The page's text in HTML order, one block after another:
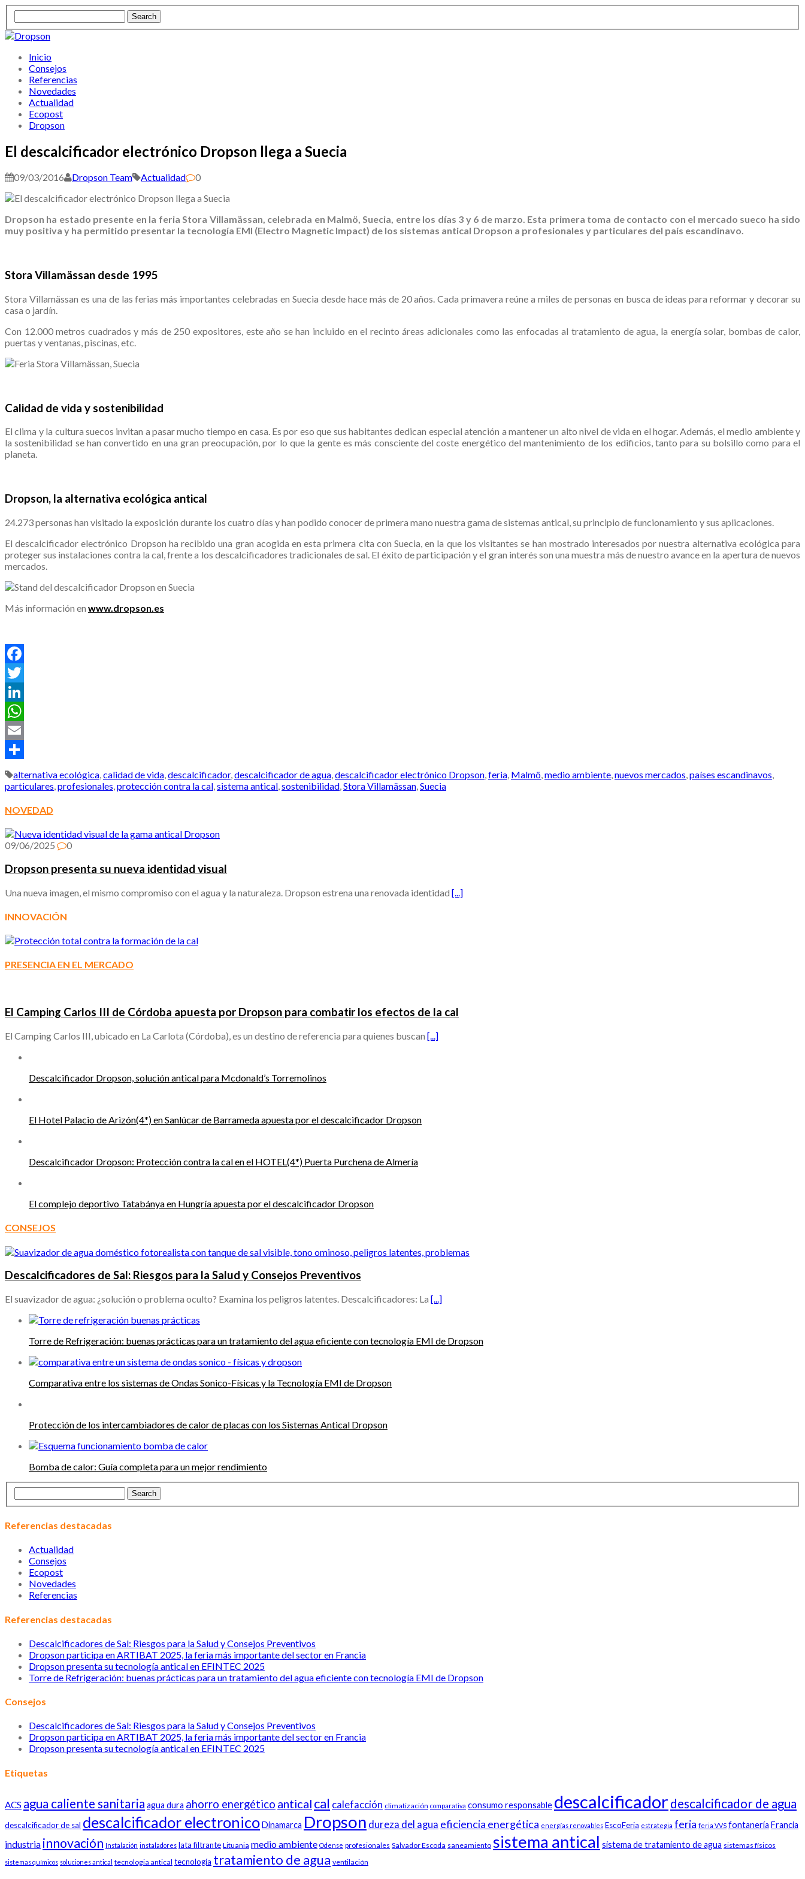
Inicio
Consejos
Referencias
Novedades
Actualidad
Ecopost
Dropson
El descalcificador electrónico Dropson llega a Suecia
09/03/2016 Dropson Team Actualidad 0
Dropson ha estado presente en la feria Stora Villamässan, celebrada en Malmö, Suecia, entre los días 3 y 6 de marzo. Esta primera toma de contacto con el mercado sueco ha sido
muy positiva y ha permitido presentar la tecnología EMI (Electro Magnetic Impact) de los sistemas antical Dropson a profesionales y particulares del país escandinavo.
Stora Villamässan desde 1995
Stora Villamässan es una de las ferias más importantes celebradas en Suecia desde hace más de 20 años. Cada primavera reúne a miles de personas en busca de ideas para reformar y decorar su
casa o jardín.
Con 12.000 metros cuadrados y más de 250 expositores, este año se han incluido en el recinto áreas adicionales como las enfocadas al tratamiento de agua, la energía solar, bombas de calor,
puertas y ventanas, piscinas, etc.
Calidad de vida y sostenibilidad
El clima y la cultura suecos invitan a pasar mucho tiempo en casa. Es por eso que sus habitantes dedican especial atención a mantener un alto nivel de vida en el hogar. Además, el medio ambiente y
la sostenibilidad se han convertido en una gran preocupación, por lo que la gente es más consciente del coste energético del mantenimiento de los edificios, tanto para su bolsillo como para el
planeta.
Dropson, la alternativa ecológica antical
24.273 personas han visitado la exposición durante los cuatro días y han podido conocer de primera mano nuestra gama de sistemas antical, su principio de funcionamiento y sus aplicaciones.
El descalcificador electrónico Dropson ha recibido una gran acogida en esta primera cita con Suecia, en la que los visitantes se han mostrado interesados por nuestra alternativa ecológica para
proteger sus instalaciones contra la cal, frente a los descalcificadores tradicionales de sal. El éxito de participación y el gran interés son una muestra más de nuestro avance en la apertura de nuevos
mercados.
Más información en www.dropson.es
Facebook
Twitter
LinkedIn
WhatsApp
Email
Compartir
alternativa ecológica calidad de vida descalcificador, descalcificador de agua descalcificador electrónico Dropson feria Malmö medio ambiente nuevos mercados países escandinavos
particulares profesionales protección contra la cal sistema antical sostenibilidad Stora Villamässan Suecia
NOVEDAD
09/06/2025 0
Dropson presenta su nueva identidad visual
Una nueva imagen, el mismo compromiso con el agua y la naturaleza. Dropson estrena una renovada identidad [...]
INNOVACIÓN
PRESENCIA EN EL MERCADO
El Camping Carlos III de Córdoba apuesta por Dropson para combatir los efectos de la cal
El Camping Carlos III, ubicado en La Carlota (Córdoba), es un destino de referencia para quienes buscan [...]
Descalcificador Dropson, solución antical para Mcdonald’s Torremolinos
El Hotel Palacio de Arizón(4*) en Sanlúcar de Barrameda apuesta por el descalcificador Dropson
Descalcificador Dropson: Protección contra la cal en el HOTEL(4*) Puerta Purchena de Almería
El complejo deportivo Tatabánya en Hungría apuesta por el descalcificador Dropson
CONSEJOS
Descalcificadores de Sal: Riesgos para la Salud y Consejos Preventivos
El suavizador de agua: ¿solución o problema oculto? Examina los peligros latentes. Descalcificadores: La [...]
Torre de Refrigeración: buenas prácticas para un tratamiento del agua eficiente con tecnología EMI de Dropson
Comparativa entre los sistemas de Ondas Sonico-Físicas y la Tecnología EMI de Dropson
Protección de los intercambiadores de calor de placas con los Sistemas Antical Dropson
Bomba de calor: Guía completa para un mejor rendimiento
Referencias destacadas
Actualidad
Consejos
Ecopost
Novedades
Referencias
Referencias destacadas
Descalcificadores de Sal: Riesgos para la Salud y Consejos Preventivos
Dropson participa en ARTIBAT 2025, la feria más importante del sector en Francia
Dropson presenta su tecnología antical en EFINTEC 2025
Torre de Refrigeración: buenas prácticas para un tratamiento del agua eficiente con tecnología EMI de Dropson
Consejos
Descalcificadores de Sal: Riesgos para la Salud y Consejos Preventivos
Dropson participa en ARTIBAT 2025, la feria más importante del sector en Francia
Dropson presenta su tecnología antical en EFINTEC 2025
Etiquetas
ACS agua caliente sanitaria agua dura ahorro energético antical cal calefacción climatización comparativa consumo responsable descalcificador descalcificador de agua
descalcificador de sal descalcificador electronicoDinamarca Dropson dureza del agua eficiencia energética energías renovables EscoFeria estrategia feria feria VVS fontanería Francia
industria innovación Instalación instaladores lata filtrante Lituania medio ambiente Odense profesionales Salvador Escoda saneamiento sistema antical sistema de tratamiento de agua sistemas físicos
sistemas químicos soluciones antical tecnologia antical tecnología tratamiento de agua ventilación